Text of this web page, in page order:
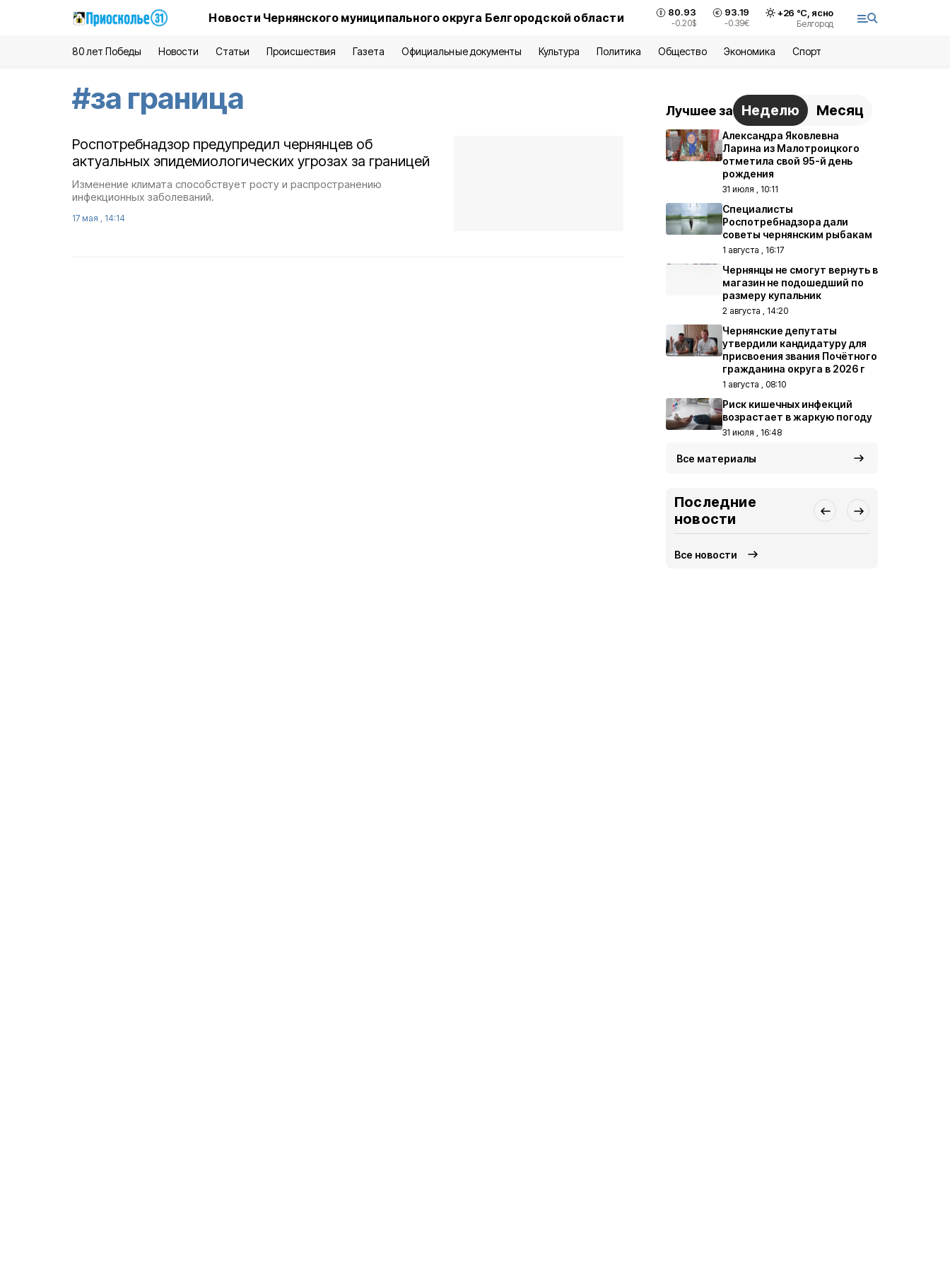
Новости Чернянского муниципального округа Белгородской области 80.93
-0.20$
93.19
-0.39€
+26 °С, ясно
Белгород
80 лет Победы Новости Статьи Происшествия Газета Официальные документы Культура Политика Общество Экономика Спорт
#за граница
Роспотребнадзор предупредил чернянцев об
актуальных эпидемиологических угрозах за границей
Изменение климата способствует росту и распространению
инфекционных заболеваний.
17 мая , 14:14
Лучшее за Неделю Месяц
Александра Яковлевна
Ларина из Малотроицкого
отметила свой 95-й день
рождения
31 июля , 10:11
Специалисты
Роспотребнадзора дали
советы чернянским рыбакам
1 августа , 16:17
Чернянцы не смогут вернуть в
магазин не подошедший по
размеру купальник
2 августа , 14:20
Чернянские депутаты
утвердили кандидатуру для
присвоения звания Почётного
гражданина округа в 2026 г
1 августа , 08:10
Риск кишечных инфекций
возрастает в жаркую погоду
31 июля , 16:48
Все материалы
Последние
новости
Все новости